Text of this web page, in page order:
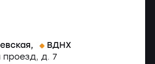
, ВДНХ
д. 7